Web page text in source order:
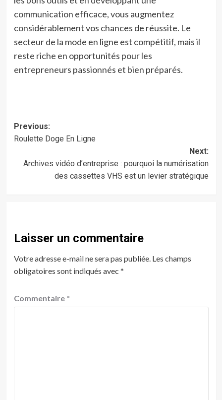
communication efficace, vous augmentez
considérablement vos chances de réussite. Le
secteur de la mode en ligne est compétitif, mais il
reste riche en opportunités pour les
entrepreneurs passionnés et bien préparés.
Post
navigation
Previous:
Roulette Doge En Ligne
Next:
Archives vidéo d’entreprise : pourquoi la numérisation
des cassettes VHS est un levier stratégique
Laisser un commentaire
Votre adresse e-mail ne sera pas publiée. Les champs
obligatoires sont indiqués avec *
Commentaire *